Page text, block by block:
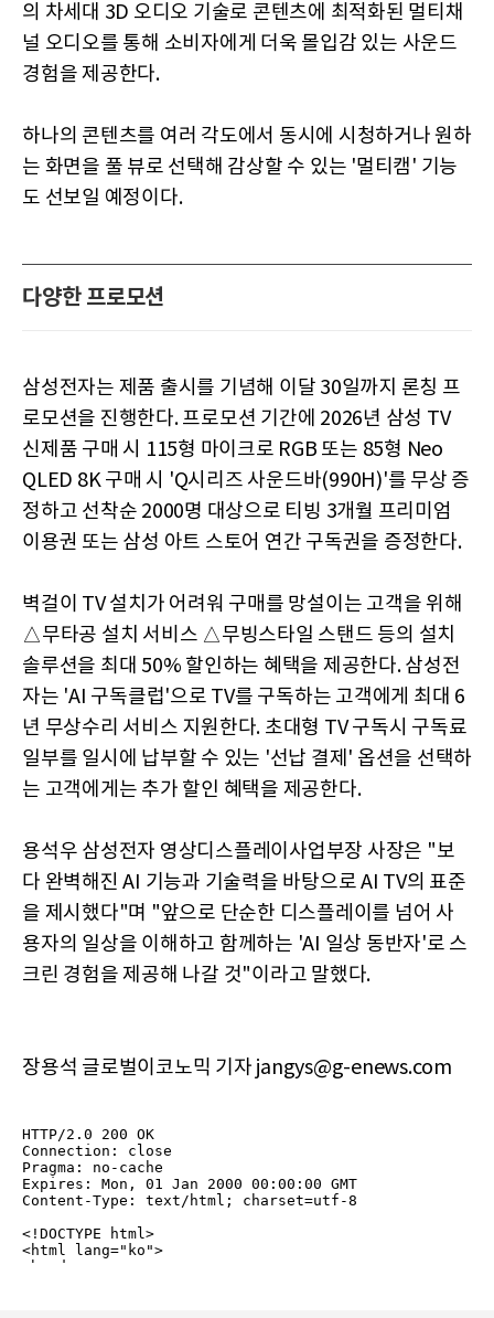
의 차세대 3D 오디오 기술로 콘텐츠에 최적화된 멀티채
널 오디오를 통해 소비자에게 더욱 몰입감 있는 사운드
경험을 제공한다.
하나의 콘텐츠를 여러 각도에서 동시에 시청하거나 원하
는 화면을 풀 뷰로 선택해 감상할 수 있는 '멀티캠' 기능
도 선보일 예정이다.
다양한 프로모션
삼성전자는 제품 출시를 기념해 이달 30일까지 론칭 프
로모션을 진행한다. 프로모션 기간에 2026년 삼성 TV
신제품 구매 시 115형 마이크로 RGB 또는 85형 Neo
QLED 8K 구매 시 'Q시리즈 사운드바(990H)'를 무상 증
정하고 선착순 2000명 대상으로 티빙 3개월 프리미엄
이용권 또는 삼성 아트 스토어 연간 구독권을 증정한다.
벽걸이 TV 설치가 어려워 구매를 망설이는 고객을 위해
△무타공 설치 서비스 △무빙스타일 스탠드 등의 설치
솔루션을 최대 50% 할인하는 혜택을 제공한다. 삼성전
자는 'AI 구독클럽'으로 TV를 구독하는 고객에게 최대 6
년 무상수리 서비스 지원한다. 초대형 TV 구독시 구독료
일부를 일시에 납부할 수 있는 '선납 결제' 옵션을 선택하
는 고객에게는 추가 할인 혜택을 제공한다.
용석우 삼성전자 영상디스플레이사업부장 사장은 "보
다 완벽해진 AI 기능과 기술력을 바탕으로 AI TV의 표준
을 제시했다"며 "앞으로 단순한 디스플레이를 넘어 사
용자의 일상을 이해하고 함께하는 'AI 일상 동반자'로 스
크린 경험을 제공해 나갈 것"이라고 말했다.
장용석 글로벌이코노믹 기자 jangys@g-enews.com